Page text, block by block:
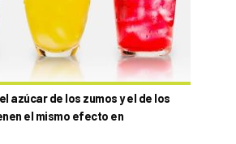
azúcar de los zumos y el de los
el mismo efecto en